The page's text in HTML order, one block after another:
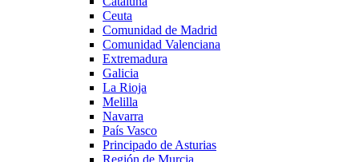
Ceuta
Comunidad de Madrid
Comunidad Valenciana
Extremadura
Galicia
La Rioja
Melilla
Navarra
País Vasco
Principado de Asturias
Región de Murcia